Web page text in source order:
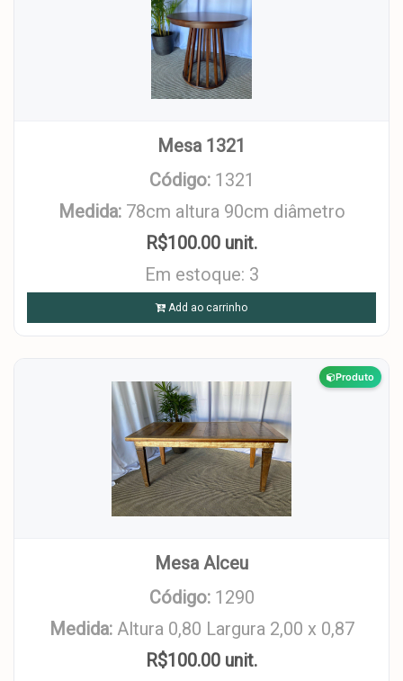
Mesa 1321
Código: 1321
Medida: 78cm altura 90cm diâmetro
R$100.00 unit.
Em estoque: 3
Add ao carrinho
Produto
Mesa Alceu
Código: 1290
Medida: Altura 0,80 Largura 2,00 x 0,87
R$100.00 unit.